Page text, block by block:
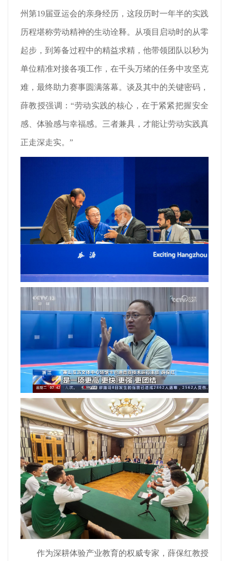
州第19届亚运会的亲身经历，这段历时一年半的实践
历程堪称劳动精神的生动诠释。从项目启动时的从零
起步，到筹备过程中的精益求精，他带领团队以秒为
单位精准对接各项工作，在千头万绪的任务中攻坚克
难，最终助力赛事圆满落幕。谈及其中的关键密码，
薛教授强调：“劳动实践的核心，在于紧紧把握安全
感、体验感与幸福感。三者兼具，才能让劳动实践真
正走深走实。”
作为深耕体验产业教育的权威专家，薛保红教授